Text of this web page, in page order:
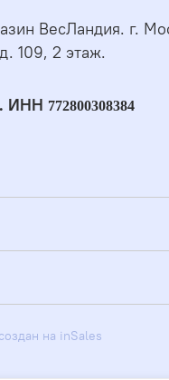
ВесЛандия. г.
109, 2 этаж.
ИНН 772800308384
на inSales